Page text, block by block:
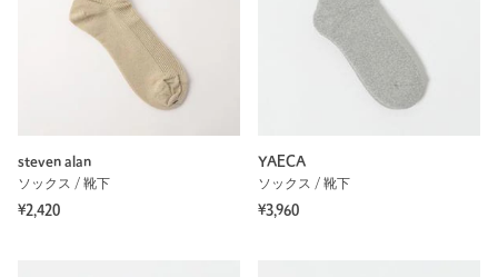
steven alan
ソックス / 靴下
¥2,420
YAECA
ソックス / 靴下
¥3,960